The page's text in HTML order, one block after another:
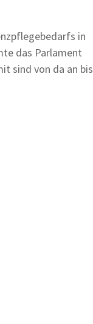
in
das Parlament
sind von da an bis